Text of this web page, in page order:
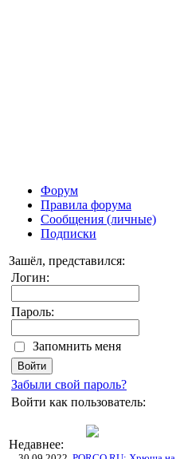
Форум
Правила форума
Сообщения (личные)
Подписки
Зашёл, представился:
Логин:
Пароль:
Запомнить меня
Забыли свой пароль?
Войти как пользователь:
Недавнее: